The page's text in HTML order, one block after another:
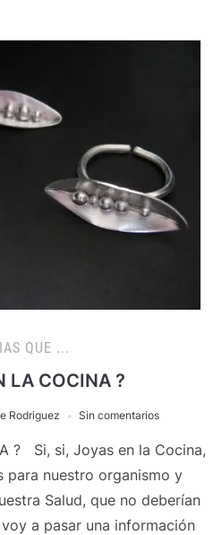
QUE ...
LA COCINA ?
Rodriguez Sin comentarios
? Si, si, Joyas en la Cocina,
para nuestro organismo y
Salud, que no deberían
a pasar una información